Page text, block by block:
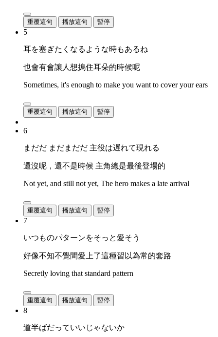
重覆這句 播放這句 暫停
5
耳を塞ぎたくなるような時もあるね
也會有會讓人想摀住耳朵的時候呢
Sometimes, it's enough to make you want to cover your ears
重覆這句 播放這句 暫停
6
まだだ まだまだだ 主役は遅れて現れる
還沒呢，還不是時候 主角總是最後登場的
Not yet, and still not yet, The hero makes a late arrival
重覆這句 播放這句 暫停
7
いつものパターンをそっと愛そう
好像不知不覺間愛上了這種習以為常的套路
Secretly loving that standard pattern
重覆這句 播放這句 暫停
8
道半ばだっていいじゃないか